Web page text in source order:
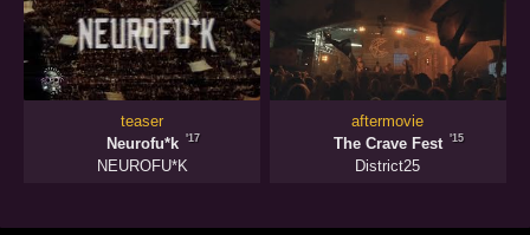
teaser
Neurofu*k
'17
NEUROFU*K
aftermovie
The Crave Fest
'15
District25